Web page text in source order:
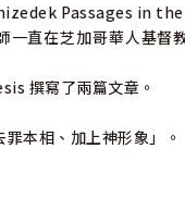
Passages in
在芝加哥華人基督教
撰寫了兩篇文章。
本相、加上神形象」。